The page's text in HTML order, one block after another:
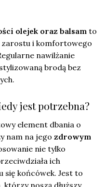
olejek oraz balsam to
zarostu i komfortowego
nawilżanie
brodą bez
jest potrzebna?
element dbania o
nam na jego zdrowym
nie tylko
ich
się końcówek. Jest to
noszą dłuższy